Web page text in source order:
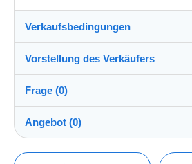
Verkaufsbedingungen
Versand nach:
Die Liste der Länder einsehen
Versand:
Vorkasse
Zu Lasten des Käufers
Vorstellung des Verkäufers
blb1248100%
Shop
Frage (0)
Angebot (0)
Der Verkauf wird um eine Minute